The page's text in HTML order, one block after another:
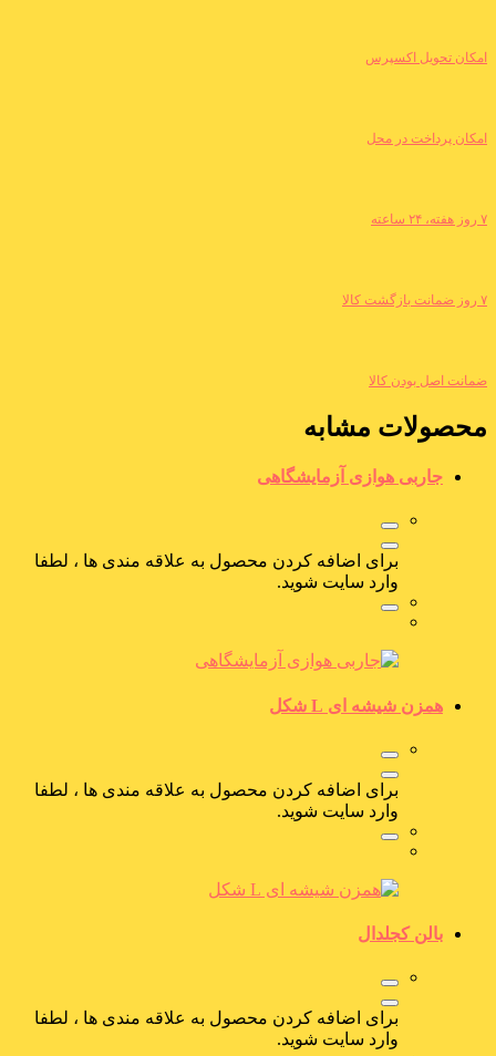
امکان تحویل اکسپرس
امکان پرداخت در محل
۷ روز هفته، ۲۴ ساعته
۷ روز ضمانت بازگشت کالا
ضمانت اصل بودن کالا
محصولات مشابه
جاربی هوازی آزمایشگاهی
برای اضافه کردن محصول به علاقه مندی ها ، لطفا
وارد سایت شوید.
همزن شیشه ای L شکل
برای اضافه کردن محصول به علاقه مندی ها ، لطفا
وارد سایت شوید.
بالن کجلدال
برای اضافه کردن محصول به علاقه مندی ها ، لطفا
وارد سایت شوید.